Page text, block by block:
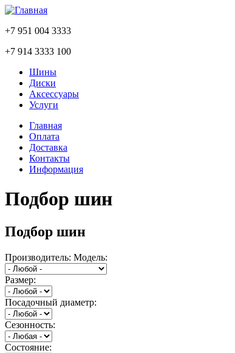
+7 951 004 3333
+7 914 3333 100
Шины
Диски
Аксессуары
Услуги
Главная
Оплата
Доставка
Контакты
Информация
Подбор шин
Подбор шин
Производитель: Модель:
Размер:
Посадочный диаметр:
Сезонность:
Состояние: